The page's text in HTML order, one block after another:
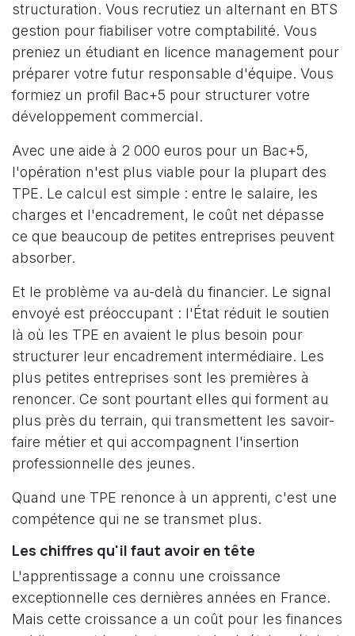
structuration. Vous recrutiez un alternant en BTS
gestion pour fiabiliser votre comptabilité. Vous
preniez un étudiant en licence management pour
préparer votre futur responsable d'équipe. Vous
formiez un profil Bac+5 pour structurer votre
développement commercial.
Avec une aide à 2 000 euros pour un Bac+5,
l'opération n'est plus viable pour la plupart des
TPE. Le calcul est simple : entre le salaire, les
charges et l'encadrement, le coût net dépasse
ce que beaucoup de petites entreprises peuvent
absorber.
Et le problème va au-delà du financier. Le signal
envoyé est préoccupant : l'État réduit le soutien
là où les TPE en avaient le plus besoin pour
structurer leur encadrement intermédiaire. Les
plus petites entreprises sont les premières à
renoncer. Ce sont pourtant elles qui forment au
plus près du terrain, qui transmettent les savoir-
faire métier et qui accompagnent l'insertion
professionnelle des jeunes.
Quand une TPE renonce à un apprenti, c'est une
compétence qui ne se transmet plus.
Les chiffres qu'il faut avoir en tête
L'apprentissage a connu une croissance
exceptionnelle ces dernières années en France.
Mais cette croissance a un coût pour les finances